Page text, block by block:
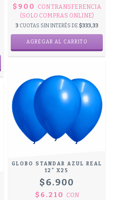
$900 CONTRANSFERENCIA
(SOLO COMPRAS ONLINE)
3 CUOTAS SIN INTERÉS DE $333,33
GLOBO STANDAR AZUL REAL
12" X25
$6.900
$6.210
CON